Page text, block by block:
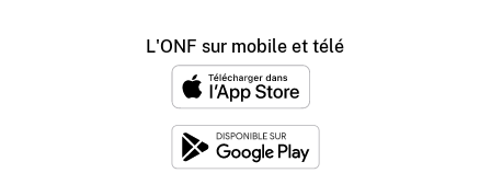
L'ONF sur mobile et télé